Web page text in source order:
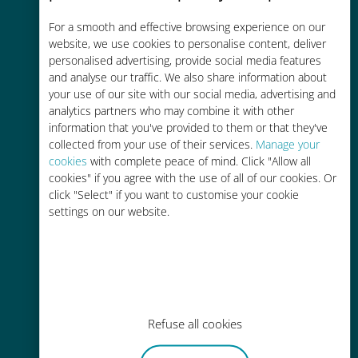
For a smooth and effective browsing experience on our
website, we use cookies to personalise content, deliver
personalised advertising, provide social media features
and analyse our traffic. We also share information about
your use of our site with our social media, advertising and
analytics partners who may combine it with other
information that you've provided to them or that they've
collected from your use of their services. Manage your
cookies with complete peace of mind. Click "Allow all
cookies" if you agree with the use of all of our cookies. Or
click "Select" if you want to customise your cookie
settings on our website.
Refuse all cookies
Économique
Jusqu'à 90 % moins cher que les
frais d'itinérance avec votre
opérateur habituel
Recharge facile